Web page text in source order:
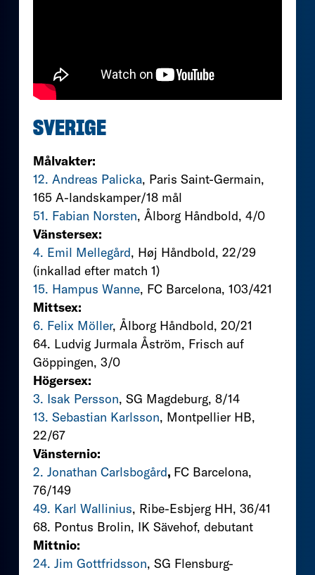
SVERIGE
Målvakter:
12. Andreas Palicka, Paris Saint-Germain,
165 A-landskamper/18 mål
51. Fabian Norsten, Ålborg Håndbold, 4/0
Vänstersex:
4. Emil Mellegård, Høj Håndbold, 22/29
(inkallad efter match 1)
15. Hampus Wanne, FC Barcelona, 103/421
Mittsex:
6. Felix Möller, Ålborg Håndbold, 20/21
64. Ludvig Jurmala Åström, Frisch auf
Göppingen, 3/0
Högersex:
3. Isak Persson, SG Magdeburg, 8/14
13. Sebastian Karlsson, Montpellier HB,
22/67
Vänsternio:
2. Jonathan Carlsbogård, FC Barcelona,
76/149
49. Karl Wallinius, Ribe-Esbjerg HH, 36/41
68. Pontus Brolin, IK Sävehof, debutant
Mittnio:
24. Jim Gottfridsson, SG Flensburg-